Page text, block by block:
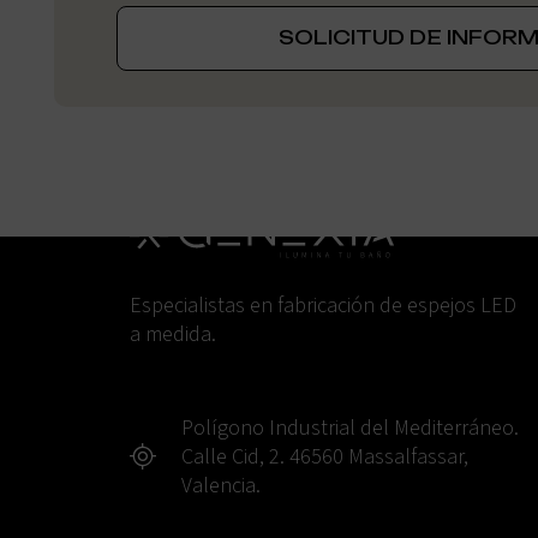
SOLICITUD DE
Especialistas en fabricación de espejos LED
a medida.
Polígono Industrial del Mediterráneo.
Calle Cid, 2. 46560 Massalfassar,
Valencia.